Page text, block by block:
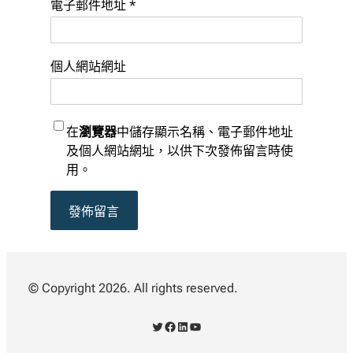
電子郵件地址 *
個人網站網址
在瀏覽器中儲存顯示名稱、電子郵件地址
及個人網站網址，以供下次發佈留言時使
用。
© Copyright 2026. All rights reserved.
X Facebook LinkedIn YouTube